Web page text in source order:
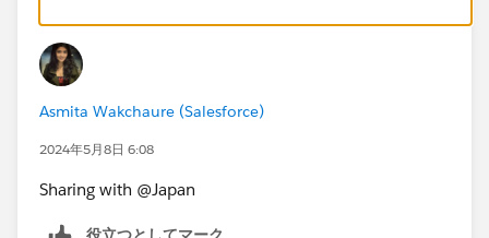
Asmita Wakchaure (Salesforce)
2024年5月8日 6:08
Sharing with @Japan​